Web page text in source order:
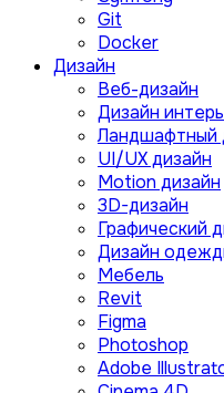
Git
Docker
Дизайн
Веб-дизайн
Дизайн
Ландшафтный
UI/UX дизайн
Motion дизайн
3D-дизайн
Графический
Дизайн
Мебель
Revit
Figma
Photoshop
Adobe